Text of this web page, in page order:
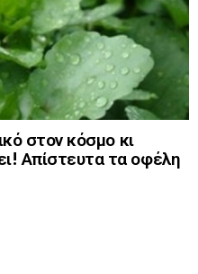
στον κόσμο κι
Απίστευτα τα οφέλη